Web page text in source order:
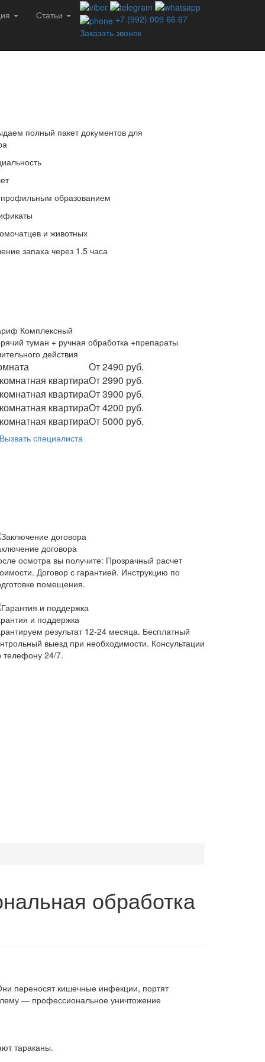
Статьи
+7 (992) 009 66 67
Заказать звонок
полный пакет документов для
образованием
и животных
запаха через 1.5 часа
Комплексный
туман + ручная обработка +препараты
действия
От 2490 руб.
квартираОт 2990 руб.
квартираОт 3900 руб.
квартираОт 4200 руб.
квартираОт 5000 руб.
Вызвать специалиста
договора
осмотра вы получите: Прозрачный расчет
Договор с гарантией. Инструкцию по
помещения.
и поддержка
результат 12-24 месяца. Бесплатный
выезд при необходимости. Консультации
телефону 24/7.
обработка
переносят кишечные инфекции, портят
— профессиональное уничтожение
тараканы.